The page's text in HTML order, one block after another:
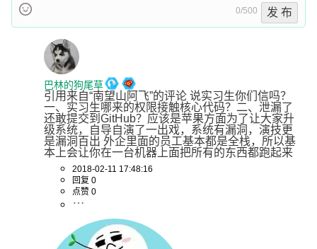
0/500 发 布
巴林的狗尾草
引用来自“南望山阿飞”的评论 说实习生你们信吗？
一、实习生哪来的权限接触核心代码？二、泄漏了
还敢提交到GitHub？应该是苹果方面为了让大家升
级系统，自导自演了一出戏，系统有漏洞，演技更
是漏洞百出 外企里面的员工基本都是全栈，所以基
本上会让你在一台机器上面把所有的东西都跑起来
2018-02-11 17:48:16
回复 0
点赞 0